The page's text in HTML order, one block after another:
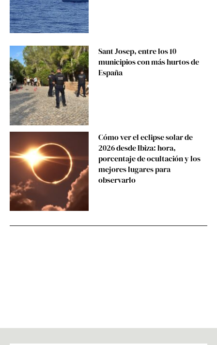
Sant Josep, entre los 10
municipios con más hurtos de
España
Cómo ver el eclipse solar de
2026 desde Ibiza: hora,
porcentaje de ocultación y los
mejores lugares para
observarlo